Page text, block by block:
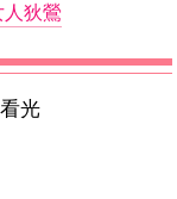
人狄鶯
光